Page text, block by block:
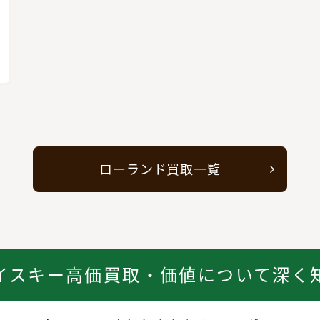
ローランド買取一覧
スキー高価買取・価値について深く